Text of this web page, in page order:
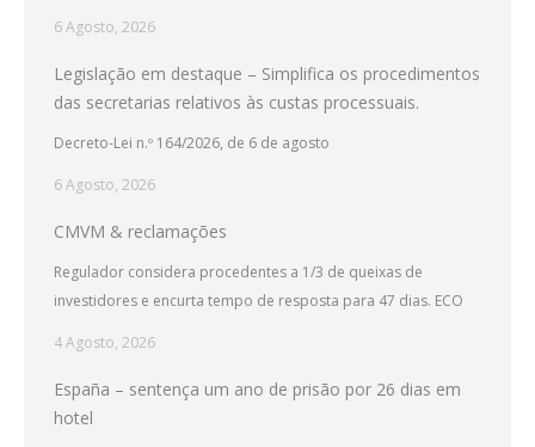
6 Agosto, 2026
Legislação em destaque – Simplifica os procedimentos
das secretarias relativos às custas processuais.
Decreto-Lei n.º 164/2026, de 6 de agosto
6 Agosto, 2026
CMVM & reclamações
Regulador considera procedentes a 1/3 de queixas de
investidores e encurta tempo de resposta para 47 dias. ECO
4 Agosto, 2026
España – sentença um ano de prisão por 26 dias em
hotel